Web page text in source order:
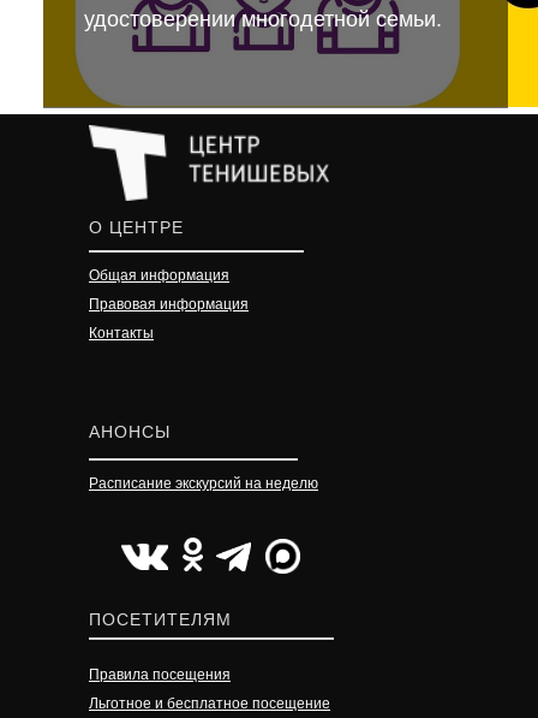
УЗНАТЬ ПОДРОБНЕЕ
удостоверении многодетной семьи.
О ЦЕНТРЕ
Общая информация
Правовая информация
Контакты
АНОНСЫ
Расписание экскурсий на неделю
ПОСЕТИТЕЛЯМ
Правила посещения
Льготное и бесплатное посещение